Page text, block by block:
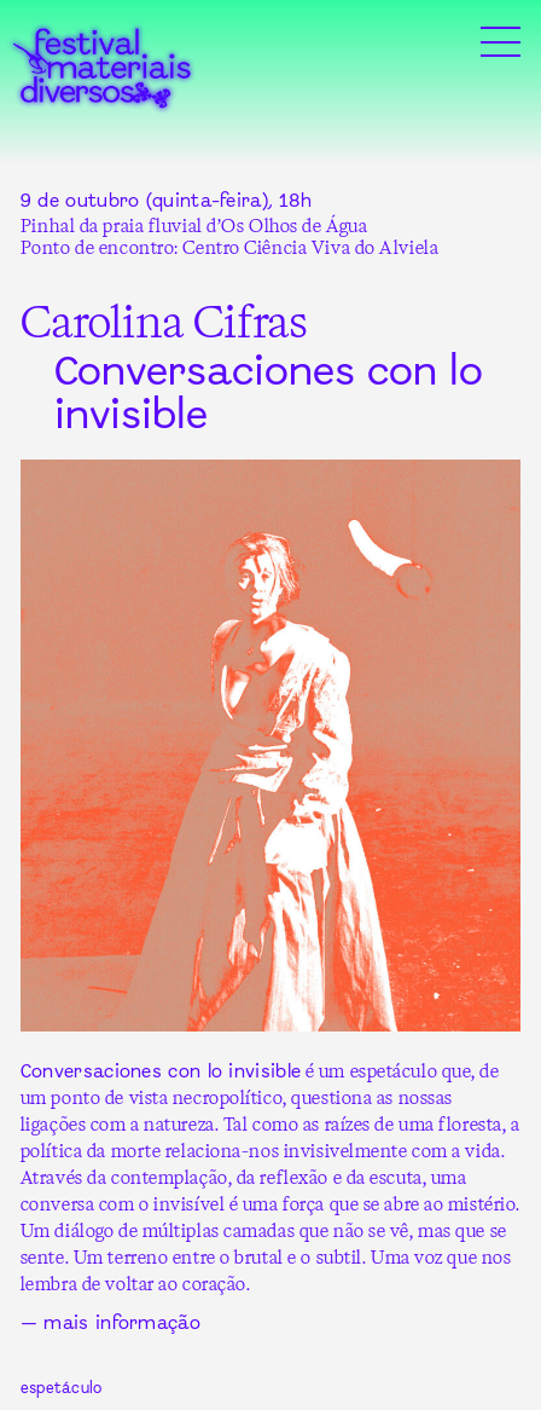
9 de outubro (quinta-feira), 18h
Pinhal da praia fluvial d’Os Olhos de Água
Ponto de encontro: Centro Ciência Viva do Alviela
Carolina Cifras
Conversaciones con lo
invisible
Conversaciones con lo invisible é um espetáculo que, de
um ponto de vista necropolítico, questiona as nossas
ligações com a natureza. Tal como as raízes de uma floresta, a
política da morte relaciona-nos invisivelmente com a vida.
Através da contemplação, da reflexão e da escuta, uma
conversa com o invisível é uma força que se abre ao mistério.
Um diálogo de múltiplas camadas que não se vê, mas que se
sente. Um terreno entre o brutal e o subtil. Uma voz que nos
lembra de voltar ao coração.
— mais informação
espetáculo